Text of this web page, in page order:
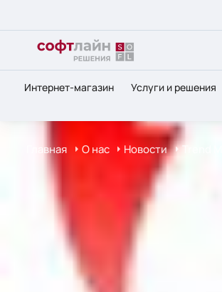
Интернет-магазин Услуги и решения
Главная О нас Новости Trend